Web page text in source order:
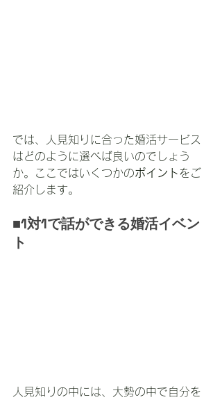
では、人見知りに合った婚活サービス
はどのように選べば良いのでしょう
か。ここではいくつかのポイントをご
紹介します。
■1対1で話ができる婚活イベン
ト
人見知りの中には、大勢の中で自分を